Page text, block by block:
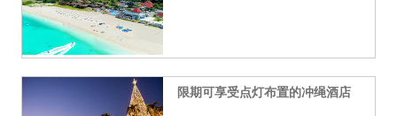
限期可享受点灯布置的冲绳酒店